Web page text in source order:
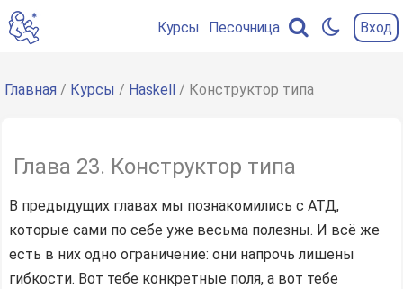
Содержание
Может
Этажи
Курсы Песочница Вход
Главная / Курсы / Haskell / Конструктор типа
Глава 23. Конструктор типа
В предыдущих главах мы познакомились с АТД,
которые сами по себе уже весьма полезны. И всё же
есть в них одно ограничение: они напрочь лишены
гибкости. Вот тебе конкретные поля, а вот тебе